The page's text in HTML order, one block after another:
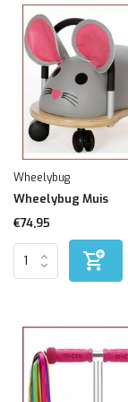
Wheelybug
Wheelybug Muis
€74,95